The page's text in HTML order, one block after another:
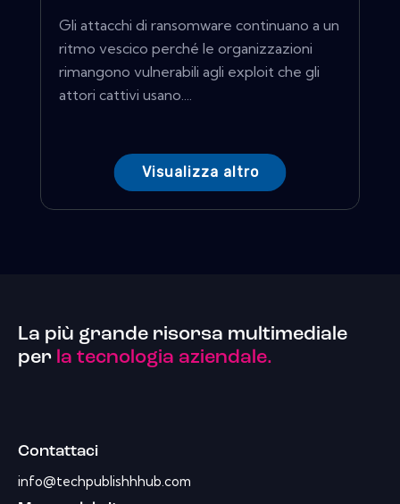
Gli attacchi di ransomware continuano a un
ritmo vescico perché le organizzazioni
rimangono vulnerabili agli exploit che gli
attori cattivi usano....
Visualizza altro
La più grande risorsa multimediale
per la tecnologia aziendale.
Contattaci
info@techpublishhhub.com